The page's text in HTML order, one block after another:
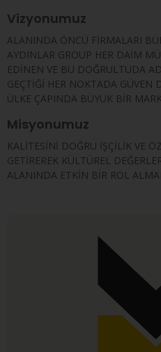
Vizyonumuz
ALANINDA ÖNCÜ FİRMALARI
AYDINLAR GROUP HER DAİM
EDİNEN VE BU DOĞRULTUDA
GEÇTİĞİ HER NOKTADA GÜVEN
ÜLKE ÇAPINDA BÜYÜK BİR
Misyonumuz
KALİTESİNİ DOĞRU İŞÇİLİK VE
GETİREREK KÜLTÜREL
ALANINDA ETKİN BİR ROL